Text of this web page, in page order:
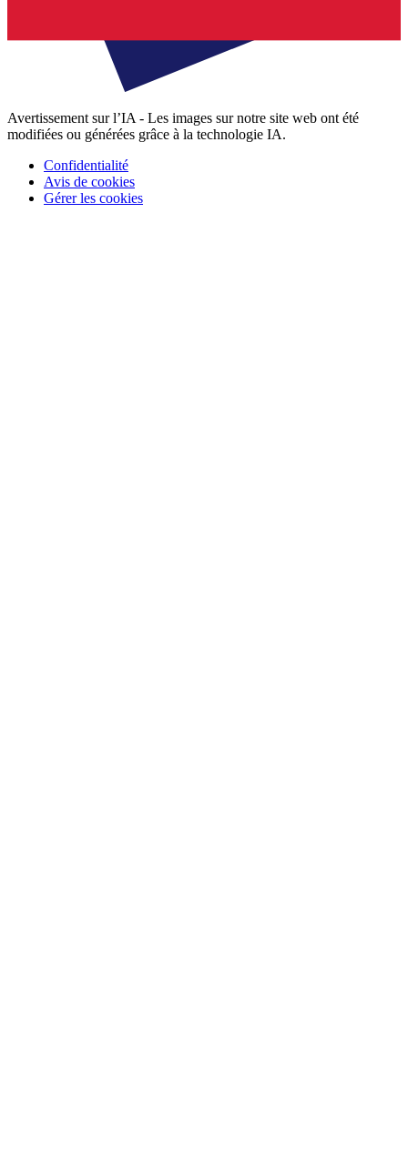
Avertissement sur l’IA - Les images sur notre site web ont été
modifiées ou générées grâce à la technologie IA.
Confidentialité
Avis de cookies
Gérer les cookies